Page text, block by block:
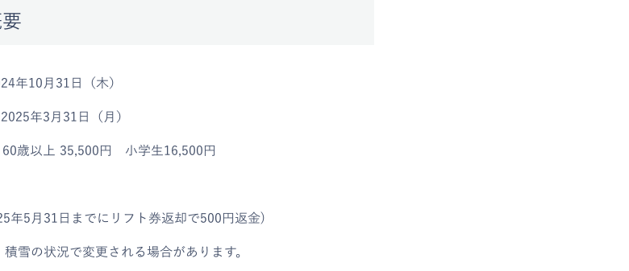
年10月31日（木）
年3月31日（月）
以上 35,500円 小学生16,500円
5月31日までにリフト券返却で500円返金)
雪の状況で変更される場合があります。